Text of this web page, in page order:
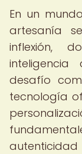
En un
artesanía
inflexión,
desafío
tecnología